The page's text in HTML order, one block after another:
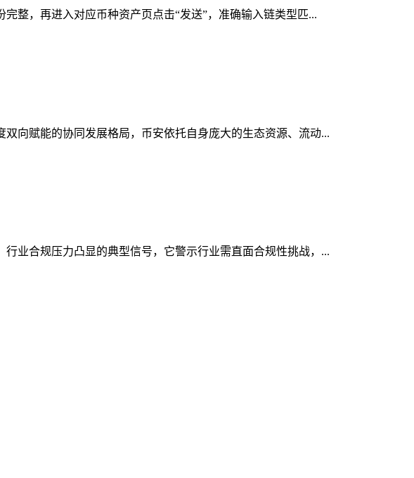
整，再进入对应币种资产页点击“发送”，准确输入链类型匹...
向赋能的协同发展格局，币安依托自身庞大的生态资源、流动...
业合规压力凸显的典型信号，它警示行业需直面合规性挑战，...